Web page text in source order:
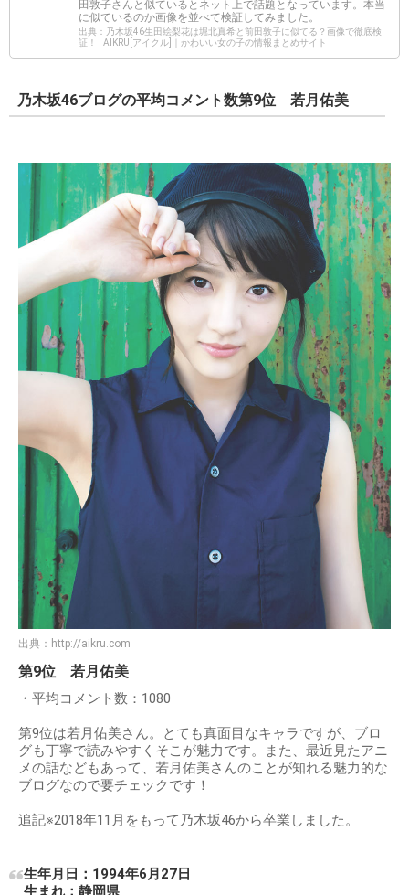
田敦子さんと似ているとネット上で話題となっています。本当
に似ているのか画像を並べて検証してみました。
出典：乃木坂46生田絵梨花は堀北真希と前田敦子に似てる？画像で徹底検
証！ | AIKRU[アイクル]｜かわいい女の子の情報まとめサイト
乃木坂46ブログの平均コメント数第9位 若月佑美
出典： http://aikru.com
第9位 若月佑美
・平均コメント数：1080
第9位は若月佑美さん。とても真面目なキャラですが、ブロ
グも丁寧で読みやすくそこが魅力です。また、最近見たアニ
メの話などもあって、若月佑美さんのことが知れる魅力的な
ブログなので要チェックです！
追記※2018年11月をもって乃木坂46から卒業しました。
生年月日：1994年6月27日
生まれ：静岡県